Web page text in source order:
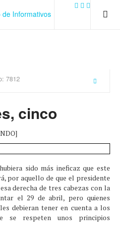
repeat; color: #eaeaea; padding:
7812
cinco
sido más ineficaz que este
por aquello de que el presidente
derecha de tres cabezas con la
el 29 de abril, pero quienes
debieran tener en cuenta a los
se respeten unos principios